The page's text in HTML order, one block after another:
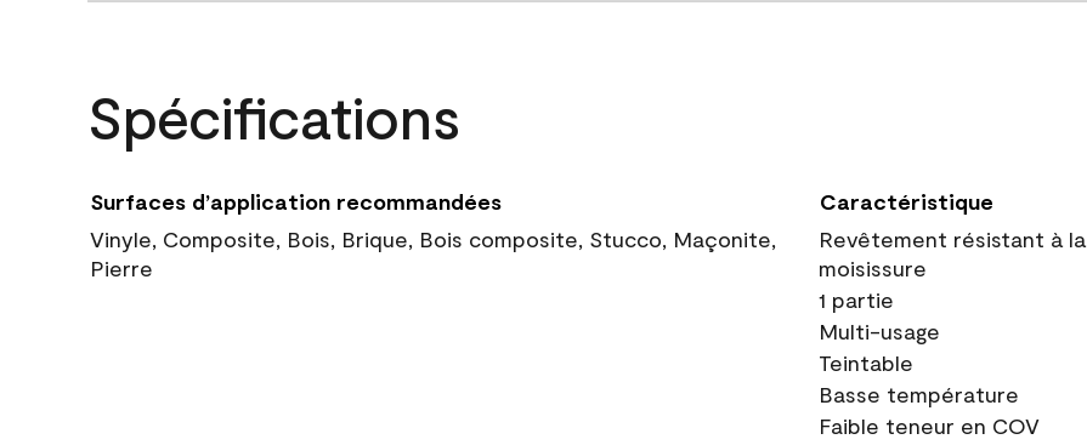
Spécifications
Surfaces d’application recommandées
Vinyle, Composite, Bois, Brique, Bois composite, Stucco, Maçonite,
Pierre
Caractéristique
Revêtement résistant à la
moisissure
1 partie
Multi-usage
Teintable
Basse température
Faible teneur en COV